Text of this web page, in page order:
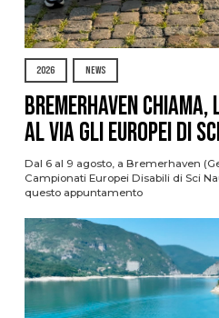
2026 NEWS
Bremerhaven
al via gli Europei di
Dal 6 al 9 agosto, a Bremerhaven
Campionati Europei Disabili di Sci
questo appuntamento